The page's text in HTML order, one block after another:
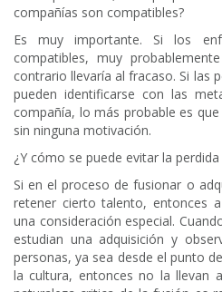
compañías son compatibles?
Es muy importante. Si los
compatibles, muy
contrario llevaría al fracaso. Si las
pueden identificarse con las
compañía, lo más probable es
sin ninguna motivación.
¿Y cómo se puede evitar la
Si en el proceso de fusionar o
retener cierto talento, entonces
una consideración especial.
estudian una adquisición y
personas, ya sea desde el punto
la cultura, entonces no la llevan